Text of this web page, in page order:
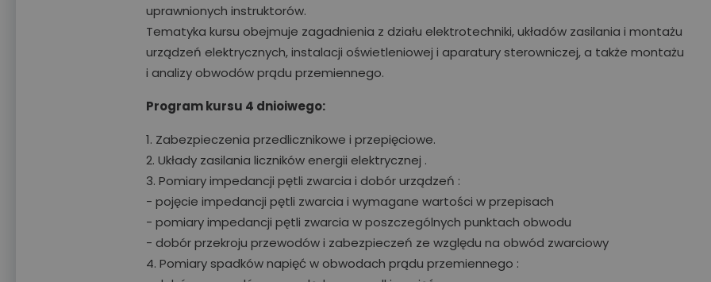
uprawnionych instruktorów.
Tematyka kursu obejmuje zagadnienia z działu elektrotechniki, układów zasilania i montażu
urządzeń elektrycznych, instalacji oświetleniowej i aparatury sterowniczej, a także montażu
i analizy obwodów prądu przemiennego.
Program kursu 4 dnioiwego:
1. Zabezpieczenia przedlicznikowe i przepięciowe.
2. Układy zasilania liczników energii elektrycznej .
3. Pomiary impedancji pętli zwarcia i dobór urządzeń :
- pojęcie impedancji pętli zwarcia i wymagane wartości w przepisach
- pomiary impedancji pętli zwarcia w poszczególnych punktach obwodu
- dobór przekroju przewodów i zabezpieczeń ze względu na obwód zwarciowy
4. Pomiary spadków napięć w obwodach prądu przemiennego :